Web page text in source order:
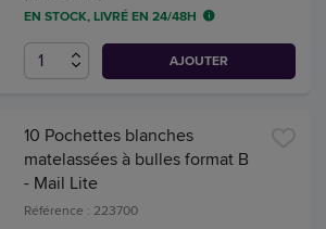
EN STOCK, LIVRÉ EN 24/48H
AJOUTER
10 Pochettes blanches
matelassées à bulles format B
- Mail Lite
Référence : 223700